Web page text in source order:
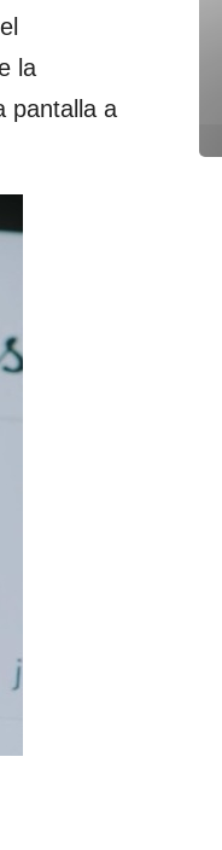
la
pantalla a